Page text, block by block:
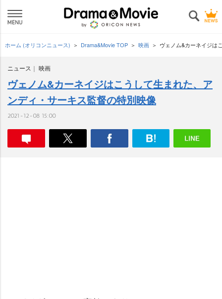
ホーム (オリコンニュース) Drama&Movie TOP 映画 ヴェノム&カーネイジは
ニュース 映画
ヴェノム&カーネイジはこうして生まれた、ア
ンディ・サーキス監督の特別映像
2021-12-08 15:00